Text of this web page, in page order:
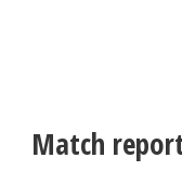
Match